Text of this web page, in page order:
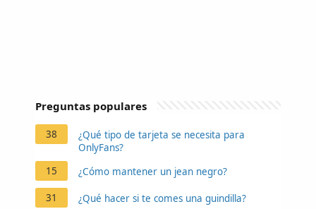
Preguntas populares
38
¿Qué tipo de tarjeta se necesita para
OnlyFans?
15
¿Cómo mantener un jean negro?
31 ¿Qué hacer si te comes una guindilla?